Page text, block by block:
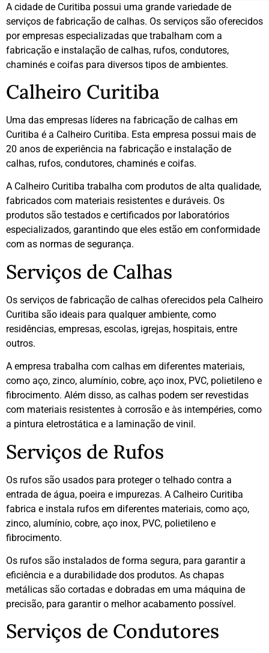
A cidade de Curitiba possui uma grande variedade de
serviços de fabricação de calhas. Os serviços são oferecidos
por empresas especializadas que trabalham com a
fabricação e instalação de calhas, rufos, condutores,
chaminés e coifas para diversos tipos de ambientes.
Calheiro Curitiba
Uma das empresas líderes na fabricação de calhas em
Curitiba é a Calheiro Curitiba. Esta empresa possui mais de
20 anos de experiência na fabricação e instalação de
calhas, rufos, condutores, chaminés e coifas.
A Calheiro Curitiba trabalha com produtos de alta qualidade,
fabricados com materiais resistentes e duráveis. Os
produtos são testados e certificados por laboratórios
especializados, garantindo que eles estão em conformidade
com as normas de segurança.
Serviços de Calhas
Os serviços de fabricação de calhas oferecidos pela Calheiro
Curitiba são ideais para qualquer ambiente, como
residências, empresas, escolas, igrejas, hospitais, entre
outros.
A empresa trabalha com calhas em diferentes materiais,
como aço, zinco, alumínio, cobre, aço inox, PVC, polietileno e
fibrocimento. Além disso, as calhas podem ser revestidas
com materiais resistentes à corrosão e às intempéries, como
a pintura eletrostática e a laminação de vinil.
Serviços de Rufos
Os rufos são usados para proteger o telhado contra a
entrada de água, poeira e impurezas. A Calheiro Curitiba
fabrica e instala rufos em diferentes materiais, como aço,
zinco, alumínio, cobre, aço inox, PVC, polietileno e
fibrocimento.
Os rufos são instalados de forma segura, para garantir a
eficiência e a durabilidade dos produtos. As chapas
metálicas são cortadas e dobradas em uma máquina de
precisão, para garantir o melhor acabamento possível.
Serviços de Condutores